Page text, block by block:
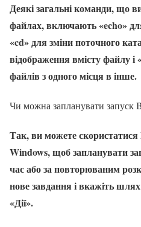
Деякі загальні команди, що
файлах, включають «echo»
«cd» для зміни поточного
відображення вмісту файлу
файлів з одного місця в інше.
Чи можна запланувати запуск
Так, ви можете
Windows, щоб запланувати
час або за повторюваним
нове завдання і вкажіть
«Дії».